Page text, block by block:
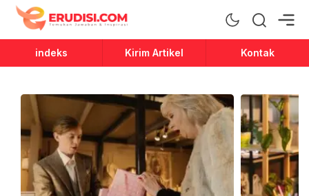
Erudisi
Temukan Jawaban dan Inspirasi
indeks Kirim Artikel Kontak